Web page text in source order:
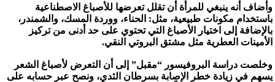
وأضاف أنه ينبغي للمرأة أن تقلل تعرضها للأصباغ الاصطناعية
باستخدام مكونات طبيعية، مثل: الحناء، ووردة المسك، والشمندر،
بالإضافة إلى اختيار الأصباغ التي تحتوي على حد أدنى من تركيز
الأمينات العطرية مثل مشتق البروتي النقي.
وخلصت دراسة البروفيسور “مقبل” إلى أن التعرض لأصباغ الشعر
يسهم في زيادة خطر الإصابة بسرطان الثدي، ونصح عبر حسابه على